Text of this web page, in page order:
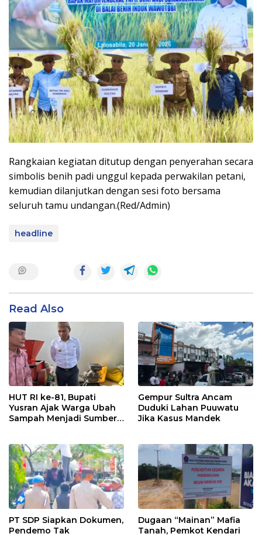
Rangkaian kegiatan ditutup dengan penyerahan secara
simbolis benih padi unggul kepada perwakilan petani,
kemudian dilanjutkan dengan sesi foto bersama
seluruh tamu undangan.(Red/Admin)
headline
Read Also
HUT RI ke-81, Bupati
Yusran Ajak Warga Ubah
Sampah Menjadi Sumber
Gempur Sultra Ancam
Duduki Lahan Puuwatu
Jika Kasus Mandek
PT SDP Siapkan Dokumen,
Pendemo Tak
Dugaan “Mainan” Mafia
Tanah, Pemkot Kendari